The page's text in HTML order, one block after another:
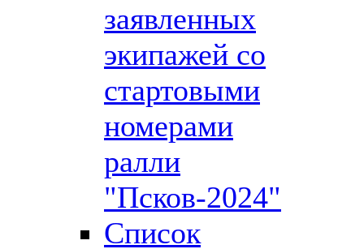
заявленных
экипажей со
стартовыми
номерами
ралли
"Псков-2024"
Список